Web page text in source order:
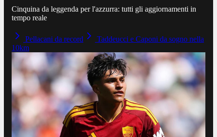
Cinquina da leggenda per l'azzurra: tutti gli aggiornamenti in
tempo reale
Pellacani da record
Taddeucci e Caponi da sogno nella
10km